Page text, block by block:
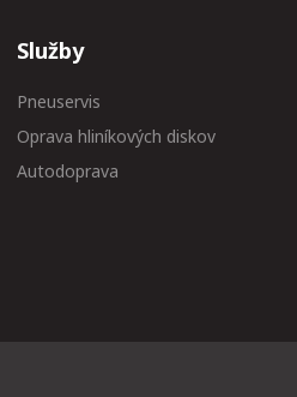
Služby
Pneuservis
Oprava hliníkových diskov
Autodoprava